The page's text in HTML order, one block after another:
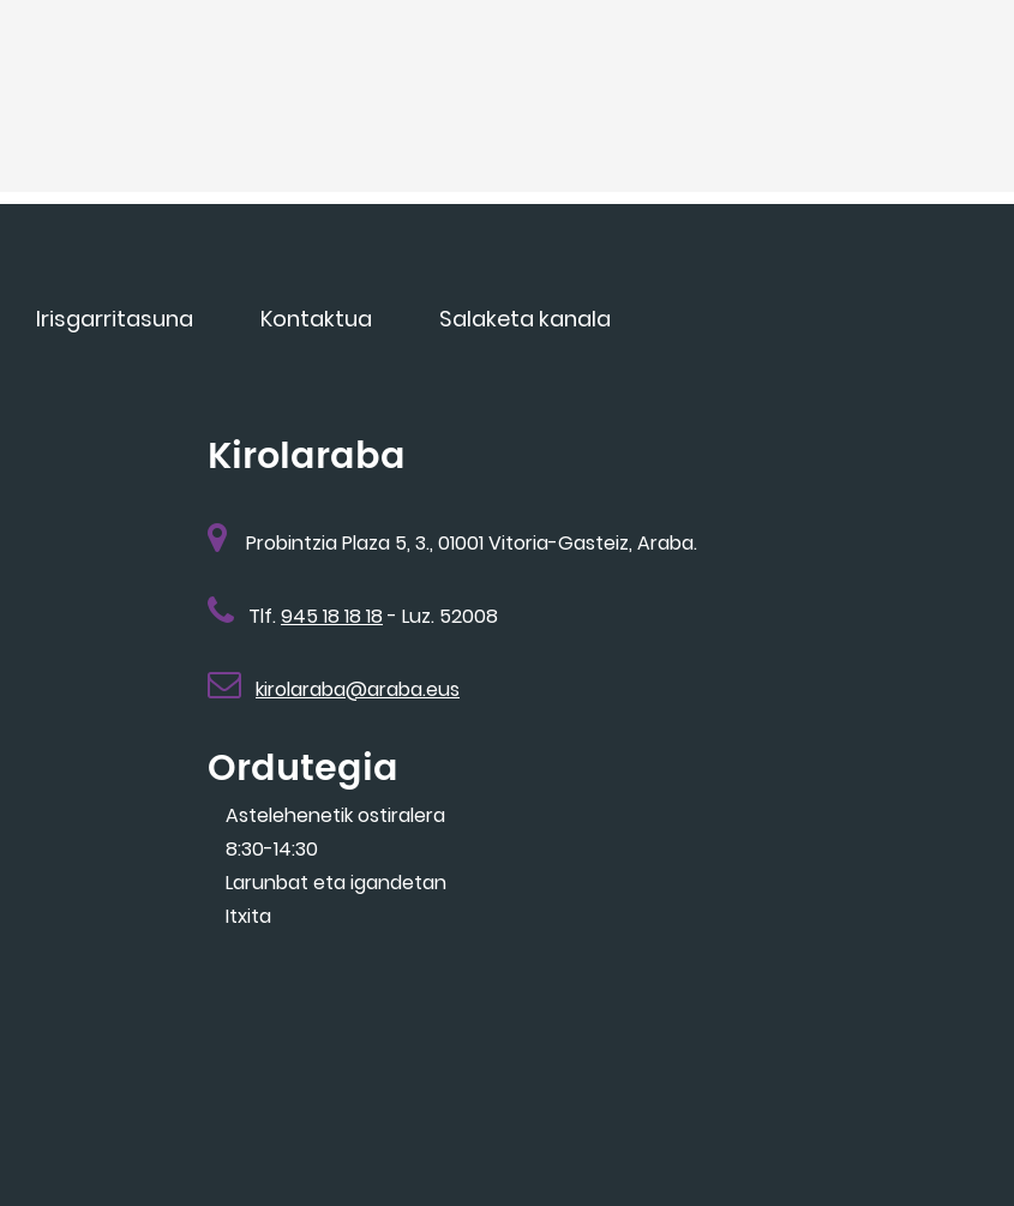
Irisgarritasuna Kontaktua Salaketa kanala
Kirolaraba
Probintzia Plaza 5, 3., 01001 Vitoria-Gasteiz, Araba.
Tlf.945 18 18 18 - Luz. 52008
kirolaraba@araba.eus
Ordutegia
Astelehenetik ostiralera
8:30-14:30
Larunbat eta igandetan
Itxita